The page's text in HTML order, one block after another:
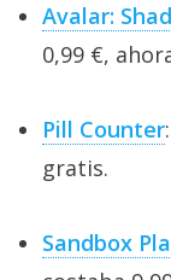
Avalar:
0,99 €,
Pill Counter
gratis.
Sandbox